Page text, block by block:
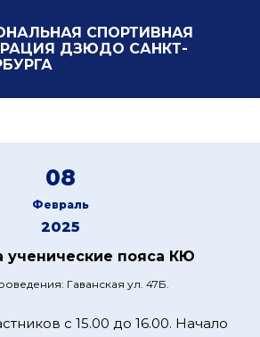
СПОРТИВНАЯ
ДЗЮДО САНКТ-
08
Февраль
2025
ученические пояса КЮ
Гаванская ул. 47Б.
с 15.00 до 16.00. Начало